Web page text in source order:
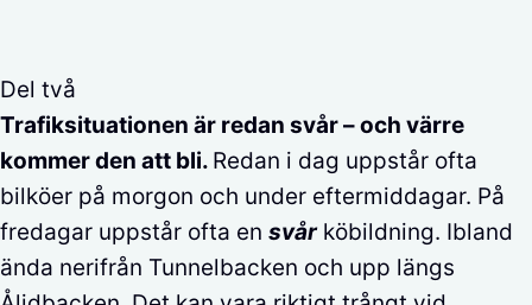
Del två
Trafiksituationen är redan svår – och värre
kommer den att bli. Redan i dag uppstår ofta
bilköer på morgon och under eftermiddagar. På
fredagar uppstår ofta en svårköbildning. Ibland
ända nerifrån Tunnelbacken och upp längs